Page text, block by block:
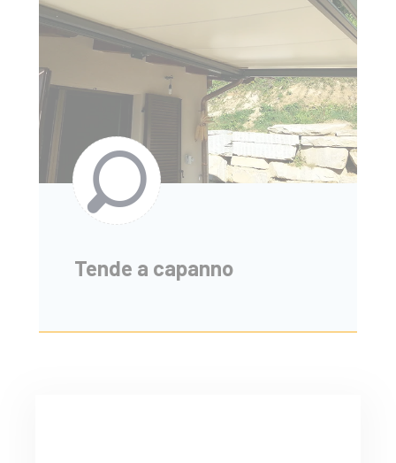
Tende a capanno